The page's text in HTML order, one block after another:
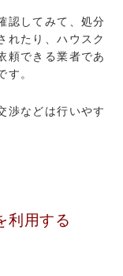
認してみて、処分
れたり、ハウスク
頼できる業者であ
す。
渉などは行いやす
利用する